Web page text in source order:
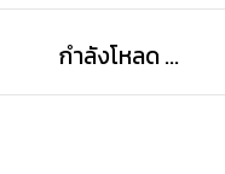
กำลังโหลด ...